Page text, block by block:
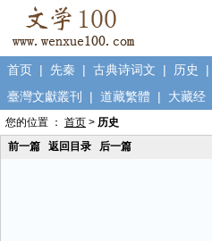
首页 | 先秦 | 古典诗词文 | 历史 |
臺灣文獻叢刊
| 道藏繁體 | 大藏经
您的位置 ： 首页 > 历史
前一篇
返回目录 后一篇